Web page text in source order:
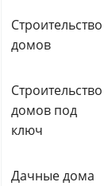
Строительство
домов
Строительство
домов под
ключ
Дачные дома